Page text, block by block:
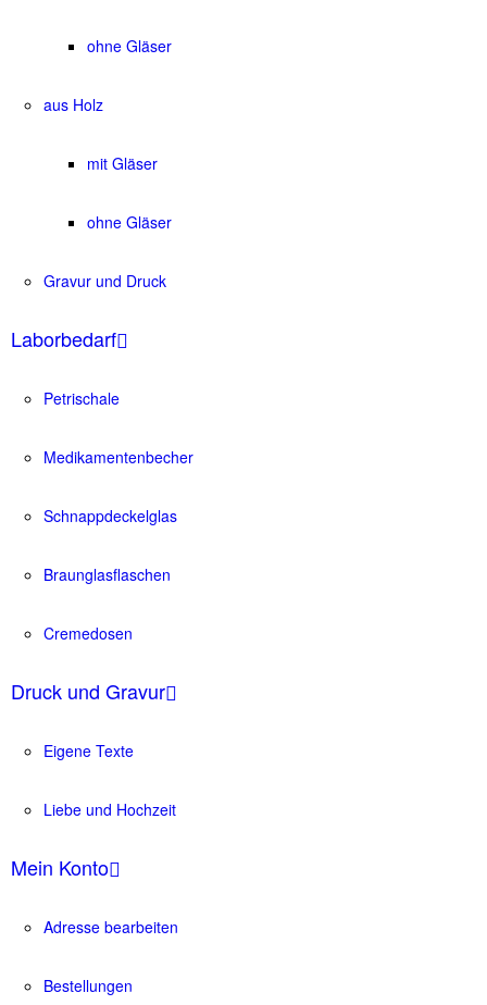
ohne Gläser
aus Holz
mit Gläser
ohne Gläser
Gravur und Druck
Laborbedarf
Petrischale
Medikamentenbecher
Schnappdeckelglas
Braunglasflaschen
Cremedosen
Druck und Gravur
Eigene Texte
Liebe und Hochzeit
Mein Konto
Adresse bearbeiten
Bestellungen